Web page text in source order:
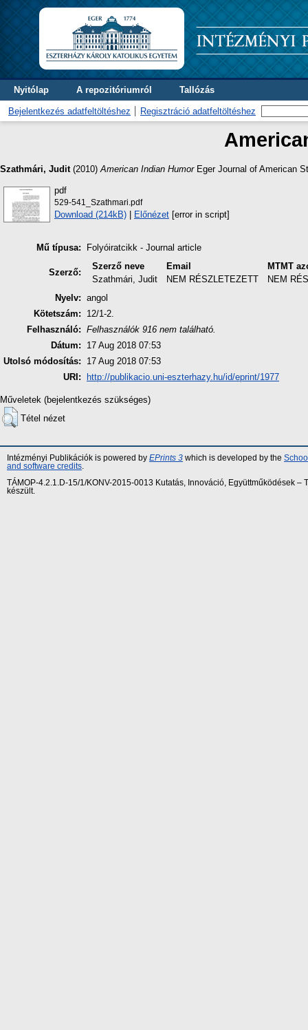
Nyitólap A repozitóriumról Tallózás
Bejelentkezés adatfeltöltéshez Regisztráció adatfeltöltéshez
Szathmári, Judit (2010) American Indian HumorEger Journal of American
pdf
529-541_Szathmari.pdf
Download (214kB) | Előnézet [error in script]
Mű típusa: Folyóiratcikk - Journal article
Szerző:
Szerző neve Email
MTMT
Szathmári, Judit
NEM RÉSZLETEZETT
NEM
Nyelv: angol
Kötetszám:
12/1-2.
Felhasználó: Felhasználók 916 nem található.
Dátum:
17 Aug 2018 07:53
Utolsó módosítás:
17 Aug 2018 07:53
URI:
http://publikacio.uni-eszterhazy.hu/id/eprint/1977
Műveletek (bejelentkezés szükséges)
Tétel nézet
Intézményi Publikációk is powered by EPrints 3 which is developed by the
and software credits
TÁMOP-4.2.1.D-15/1/KONV-2015-0013 Kutatás, Innováció, Együttműködések
készült.